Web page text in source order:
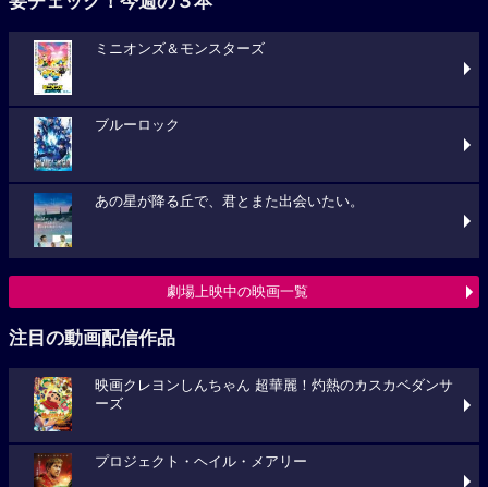
ミニオンズ＆モンスターズ
ブルーロック
あの星が降る丘で、君とまた出会いたい。
劇場上映中の映画一覧
注目の動画配信作品
映画クレヨンしんちゃん 超華麗！灼熱のカスカベダンサ
ーズ
プロジェクト・ヘイル・メアリー